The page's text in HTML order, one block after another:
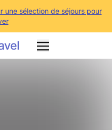
une sélection de séjours pour